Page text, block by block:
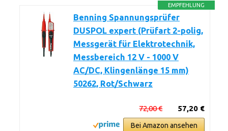
EMPFEHLUNG
Benning Spannungsprüfer
DUSPOL expert (Prüfart 2-polig,
Messgerät für Elektrotechnik,
Messbereich 12 V - 1000 V
AC/DC, Klingenlänge 15 mm)
50262, Rot/Schwarz
57,20 €
72,00 €
Bei Amazon ansehen